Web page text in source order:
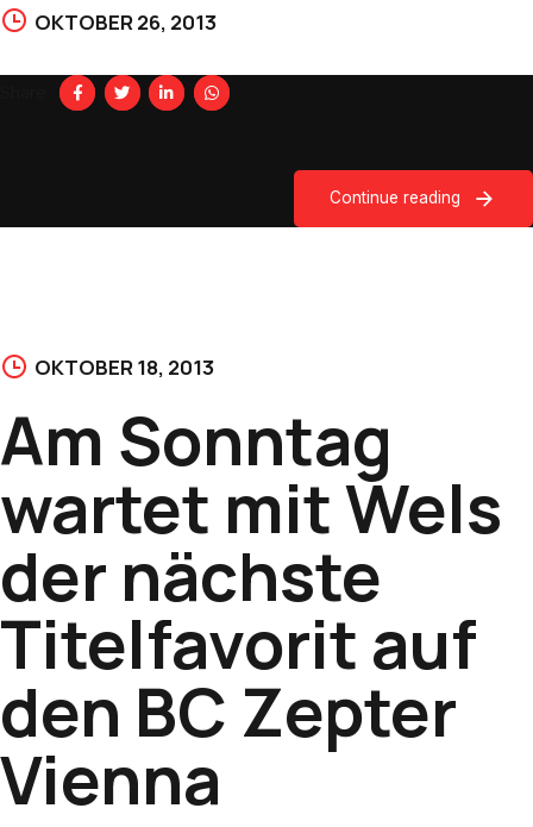
OKTOBER 26, 2013
Continue reading
OKTOBER 18, 2013
Am Sonntag
wartet mit Wels
der nächste
Titelfavorit auf
den BC Zepter
Vienna